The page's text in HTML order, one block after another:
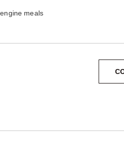
meals